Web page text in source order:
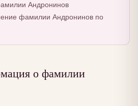
Андронинов
фамилии Андронинов по
о фамилии